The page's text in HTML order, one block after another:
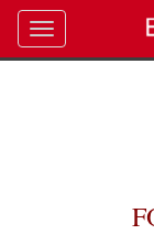
Toggle
navigation